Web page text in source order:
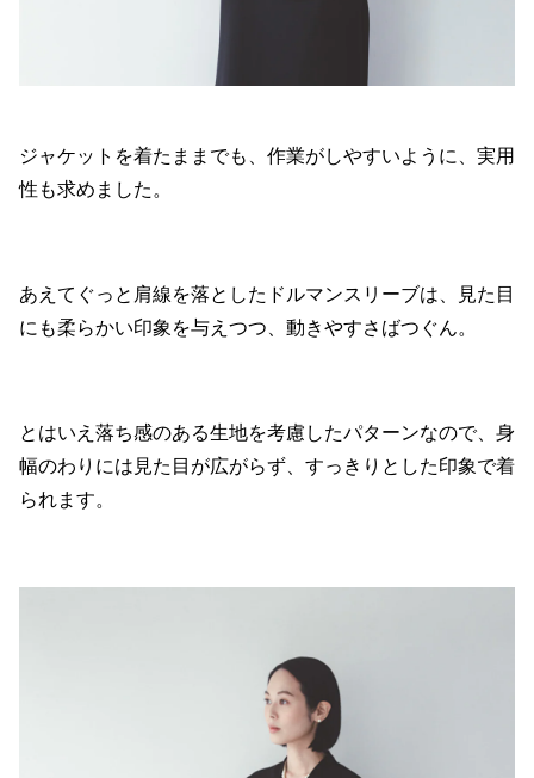
ジャケットを着たままでも、作業がしやすいように、実用
性も求めました。
あえてぐっと肩線を落としたドルマンスリーブは、見た目
にも柔らかい印象を与えつつ、動きやすさばつぐん。
とはいえ落ち感のある生地を考慮したパターンなので、身
幅のわりには見た目が広がらず、すっきりとした印象で着
られます。